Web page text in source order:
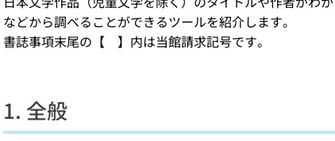
などから調べることができるツールを紹介します。
書誌事項末尾の【 】内は当館請求記号です。
1. 全般